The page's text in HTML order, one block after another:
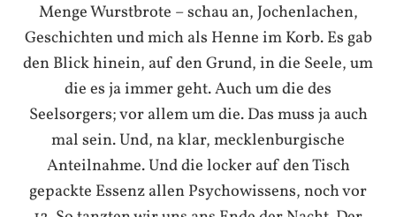
Menge Wurstbrote – schau an, Jochenlachen,
Geschichten und mich als Henne im Korb. Es gab
den Blick hinein, auf den Grund, in die Seele, um
die es ja immer geht. Auch um die des
Seelsorgers; vor allem um die. Das muss ja auch
mal sein. Und, na klar, mecklenburgische
Anteilnahme. Und die locker auf den Tisch
gepackte Essenz allen Psychowissens, noch vor